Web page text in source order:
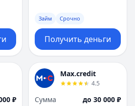
Займ Срочно
Получить деньги
₽
Max.credit
4.5
Сумма
до 30 000 ₽